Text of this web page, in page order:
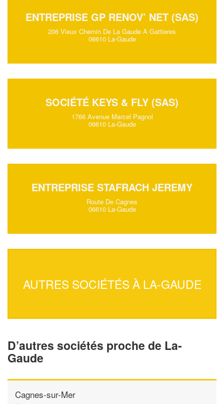
ENTREPRISE GP RENOV’ NET (SAS)
206 Vieux Chemin De La Gaude A Gattieres
06610 La-Gaude
SOCIÉTÉ KEYS & FLY (SAS)
1766 Avenue Marcel Pagnol
06610 La-Gaude
ENTREPRISE STAFRACH JEREMY
Route De Cagnes
06610 La-Gaude
AUTRES SOCIÉTÉS À LA-GAUDE
D’autres sociétés proche de La-
Gaude
Cagnes-sur-Mer